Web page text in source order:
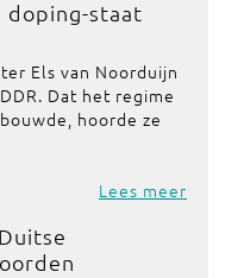
doping-staat
Els van Noorduijn
Dat het regime
hoorde ze
Lees meer